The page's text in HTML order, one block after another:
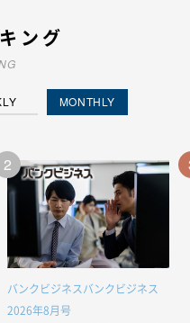
ング
MONTHLY
2
バンクビジネスバンクビジネス
2026年8月号